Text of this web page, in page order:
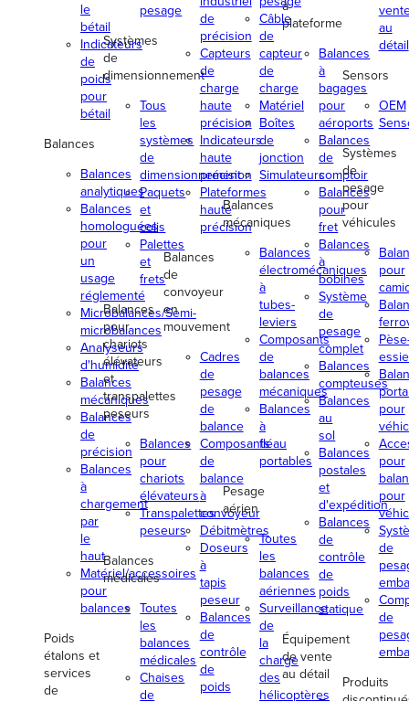
le
bétail
Indicateurs
de
poids
pour
bétail
Balances
Balances
analytiques
Balances
homologuées
pour
un
usage
réglementé
Microbalances/Semi-
microbalances
Analyseurs
d'humidité
Balances
mécaniques
Balances
de
précision
Balances
à
chargement
par
le
haut
Matériel/accessoires
pour
balances
Poids
étalons et
services
de
pesage
Systèmes
de
dimensionnement
Tous
les
systèmes
de
dimensionnement
Paquets
et
colis
Palettes
et
frets
Balances
pour
chariots
élévateurs
et
transpalettes
peseurs
Balances
pour
chariots
élévateurs
Transpalettes
peseurs
Balances
médicales
Toutes
les
balances
médicales
Chaises
de
de
précision
Capteurs
de
charge
haute
précision
Indicateurs
haute
précision
Plateformes
haute
précision
Balances
de
convoyeur
en
mouvement
Cadres
de
pesage
de
balance
Composants
de
balance
à
convoyeur
Débitmètres
Doseurs
à
tapis
peseur
Balances
de
contrôle
de
poids
Câble
de
capteur
de
charge
Matériel
Boîtes
de
jonction
Simulateurs
Balances
mécaniques
Balances
électromécaniques
à
tubes-
leviers
Composants
de
balances
mécaniques
Balances
à
fléau
portables
Pesage
aérien
Toutes
les
balances
aériennes
Surveillance
de
la
charge
des
hélicoptères
à
plateforme
Balances
à
bagages
pour
aéroports
Balances
de
comptoir
Balances
pour
fret
Balances
à
bobines
Système
de
pesage
complet
Balances
compteuses
Balances
au
sol
Balances
postales
et
d'expédition
Balances
de
contrôle
de
poids
statique
Équipement
de vente
au détail
au
détail
Sensors
OEM
Systèmes
de
pesage
pour
véhicules
pour
pour
pour
pour
de
de
Produits